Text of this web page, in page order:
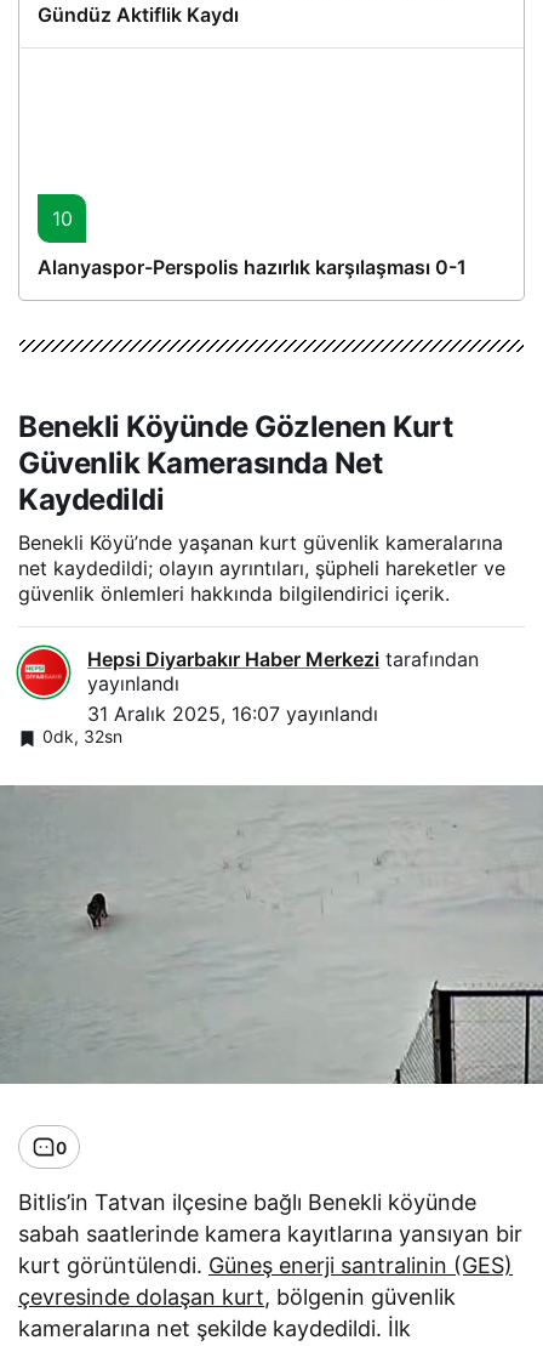
Gündüz Aktiflik Kaydı
10
Alanyaspor-Perspolis hazırlık karşılaşması 0-1
Benekli Köyünde Gözlenen Kurt
Güvenlik Kamerasında Net
Kaydedildi
Benekli Köyü’nde yaşanan kurt güvenlik kameralarına
net kaydedildi; olayın ayrıntıları, şüpheli hareketler ve
güvenlik önlemleri hakkında bilgilendirici içerik.
Hepsi Diyarbakır Haber Merkezi tarafından
yayınlandı
31 Aralık 2025, 16:07 yayınlandı
0dk, 32sn
0
Bitlis’in Tatvan ilçesine bağlı Benekli köyünde
sabah saatlerinde kamera kayıtlarına yansıyan bir
kurt görüntülendi. Güneş enerji santralinin (GES)
çevresinde dolaşan kurt, bölgenin güvenlik
kameralarına net şekilde kaydedildi. İlk